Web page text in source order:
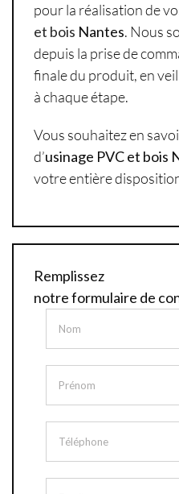
pour la réalisation de
et bois Nantes. Nous
depuis la prise de
finale du produit, en
à chaque étape.
Vous souhaitez en
d’usinage PVC et bois
votre entière
Remplissez
notre formulaire de